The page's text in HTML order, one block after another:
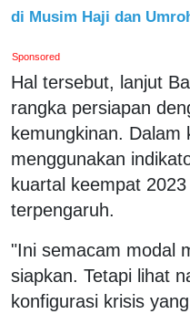
di Musim Haji dan
Sponsored
Hal tersebut, lanjut
rangka persiapan
kemungkinan.
menggunakan
kuartal keempat
terpengaruh.
"Ini semacam modal
siapkan. Tetapi lihat
konfigurasi krisis